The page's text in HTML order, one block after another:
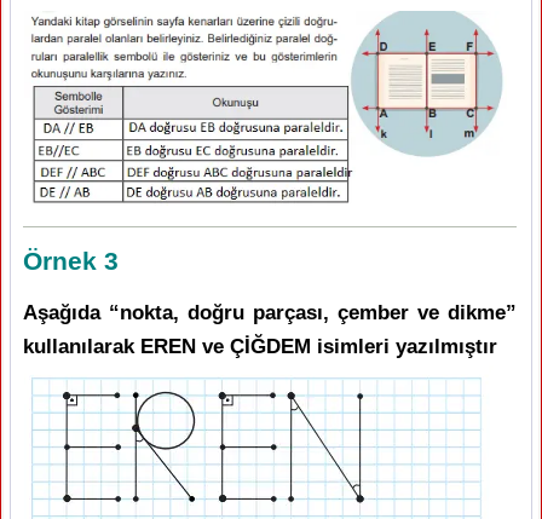
Örnek 3
Aşağıda “nokta, doğru parçası, çember ve dikme”
kullanılarak EREN ve ÇİĞDEM isimleri yazılmıştır